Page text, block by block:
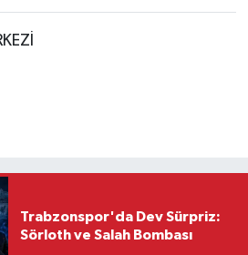
Trabzonspor'da Dev Sürpriz:
Sörloth ve Salah Bombası